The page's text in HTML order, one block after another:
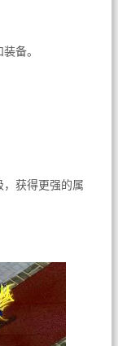
备。
获得更强的属